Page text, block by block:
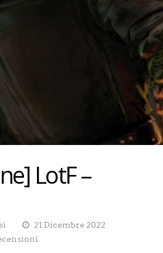
LotF –
21 Dicembre 2022